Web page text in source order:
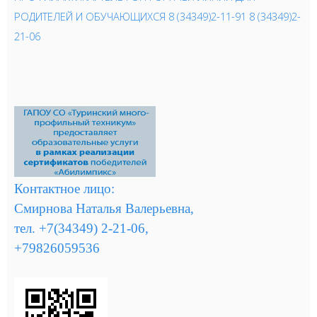
РОДИТЕЛЕЙ И ОБУЧАЮЩИХСЯ 8 (34349)2-11-91 8 (34349)2-
21-06
Контактное лицо:
Смирнова Наталья Валерьевна,
тел. +7(34349) 2-21-06,
+79826059536